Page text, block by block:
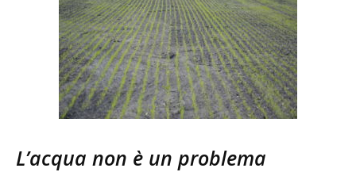
L’acqua non è un problema